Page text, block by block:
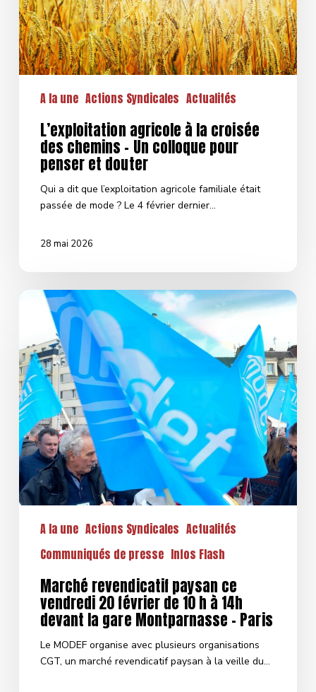
–
Un
colloque
pour
penser
A la une Actions Syndicales Actualités
L’exploitation agricole à la croisée
des chemins – Un colloque pour
penser et douter
Qui a dit que l’exploitation agricole familiale était
passée de mode ? Le 4 février dernier…
28 mai 2026
Marché
revendicatif
ce
vendredi
20
février
de
10
h
à
14h
devant
la
A la une Actions Syndicales Actualités
Communiqués de presse Infos Flash
Marché revendicatif paysan ce
vendredi 20 février de 10 h à 14h
devant la gare Montparnasse – Paris
Le MODEF organise avec plusieurs organisations
CGT, un marché revendicatif paysan à la veille du…